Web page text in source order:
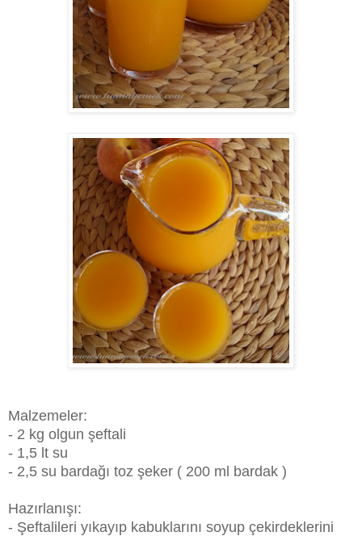
Malzemeler:
- 2 kg olgun şeftali
- 1,5 lt su
- 2,5 su bardağı toz şeker ( 200 ml bardak )
Hazırlanışı:
- Şeftalileri yıkayıp kabuklarını soyup çekirdeklerini